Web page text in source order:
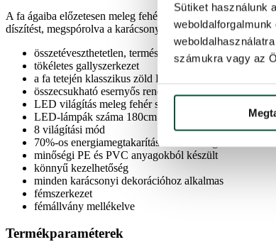
Sütiket használunk
számukra vagy az
A fa ágaiba előzetesen meleg fehér színű LED-lámpákat
díszítést, megspórolva a karácsonyi égők felhelyezésével
összetéveszthetetlen, természetes zöld színű fenyőtűk
tökéletes gallyszerkezet
a fa tetején klasszikus zöld PVC ágak vannak
összecsukható esernyős rendszer
LED világítás meleg fehér színben
LED-lámpák száma 180cm – 330LED, 210cm –
8 világítási mód
70%-os energiamegtakarítás a LED világításnak
minőségi PE és PVC anyagokból készült
könnyű kezelhetőség
minden karácsonyi dekorációhoz alkalmas
fémszerkezet
fémállvány mellékelve
Termékparaméterek